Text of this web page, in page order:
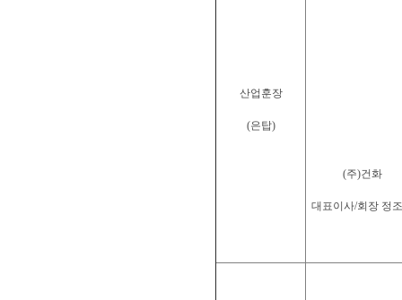
산업훈장
(은탑)
(주)건화
대표이사/회장 정